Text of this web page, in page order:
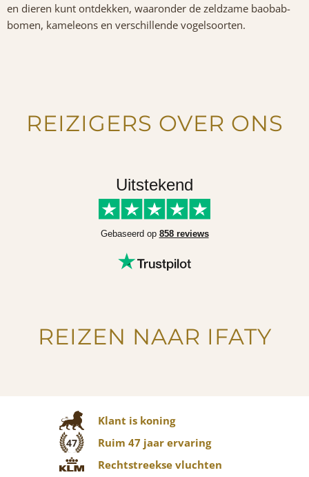
en dieren kunt ontdekken, waaronder de zeldzame baobab-
bomen, kameleons en verschillende vogelsoorten.
REIZIGERS OVER ONS
Uitstekend
Gebaseerd op 858 reviews
REIZEN NAAR IFATY
Klant is koning
47
Ruim 47 jaar ervaring
Rechtstreekse vluchten